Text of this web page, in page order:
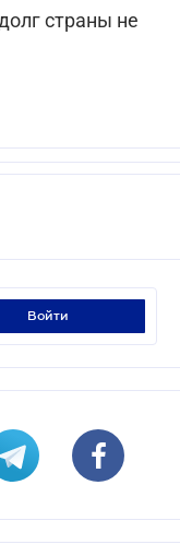
страны не
войти